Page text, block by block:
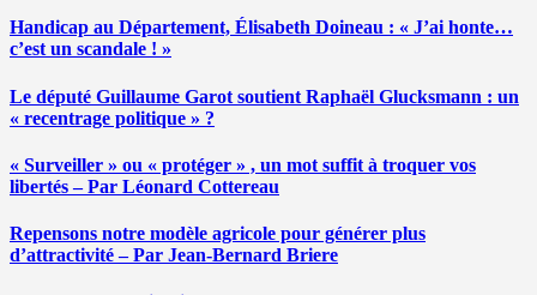
Handicap au Département, Élisabeth Doineau : « J’ai honte…
c’est un scandale ! »
Le député Guillaume Garot soutient Raphaël Glucksmann : un
« recentrage politique » ?
« Surveiller » ou « protéger » , un mot suffit à troquer vos
libertés – Par Léonard Cottereau
Repensons notre modèle agricole pour générer plus
d’attractivité – Par Jean-Bernard Briere